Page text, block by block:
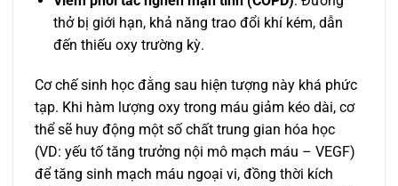
thở bị giới hạn, khả năng trao đổi khí kém, dẫn
đến thiếu oxy trường kỳ.
Cơ chế sinh học đằng sau hiện tượng này khá phức
tạp. Khi hàm lượng oxy trong máu giảm kéo dài, cơ
thể sẽ huy động một số chất trung gian hóa học
(VD: yếu tố tăng trưởng nội mô mạch máu – VEGF)
để tăng sinh mạch máu ngoại vi, đồng thời kích